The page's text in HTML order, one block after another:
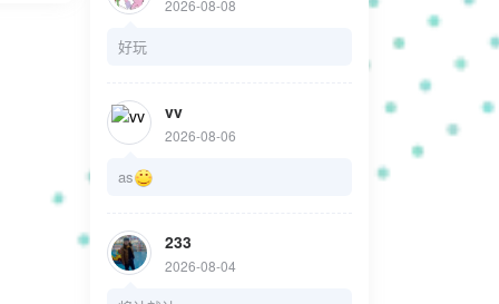
2026-08-08
好玩
vv
2026-08-06
as
233
2026-08-04